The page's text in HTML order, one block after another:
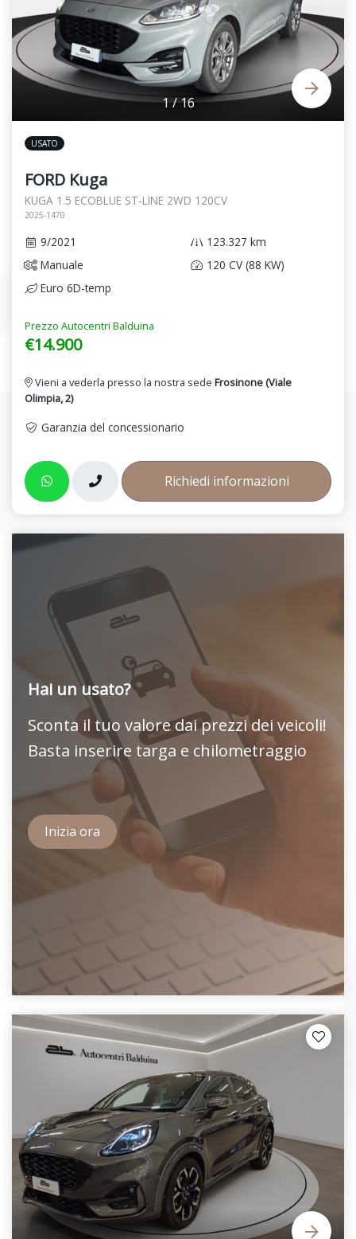
1/16
USATO
FORD Kuga
KUGA 1.5 ECOBLUE ST-LINE 2WD 120CV
2025-1470
9/2021
123.327 km
Manuale
120 CV (88 KW)
Euro 6D-temp
Prezzo Autocentri Balduina
€14.900
Vieni a vederla presso la nostra sede Frosinone (Viale
Olimpia, 2)
Garanzia del concessionario
Richiedi informazioni
Hai un usato?
Sconta il tuo valore dai prezzi dei veicoli!
Basta inserire targa e chilometraggio
Inizia ora